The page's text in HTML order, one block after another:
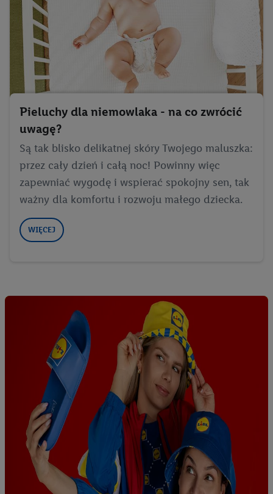
Pieluchy dla niemowlaka - na co zwrócić
uwagę?
Są tak blisko delikatnej skóry Twojego maluszka:
przez cały dzień i całą noc! Powinny więc
zapewniać wygodę i wspierać spokojny sen, tak
ważny dla komfortu i rozwoju małego dziecka.
WIĘCEJ